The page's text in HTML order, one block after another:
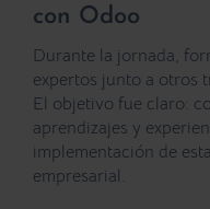
con Odoo
Durante la jornada,
expertos junto a otros
El objetivo fue claro:
aprendizajes y
implementación de
empresarial.